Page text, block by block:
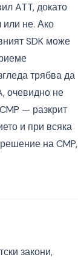
ATT, докато
или не. Ако
SDK може
трябва да
очевидно не
— разкрит
и при всяка
на CMP,
закони,